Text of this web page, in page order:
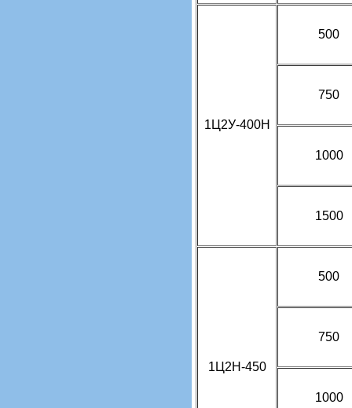
1Ц2У-400Н
500
750
1000
1500
1Ц2Н-450
500
750
1000